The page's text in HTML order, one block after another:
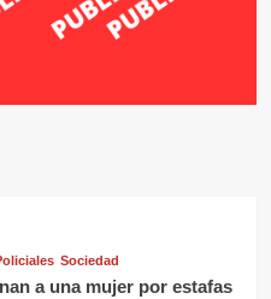
Sociedad
a una mujer por estafas